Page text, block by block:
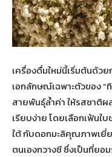
เครื่องดื่มใหม่นี้เริ่มต้นด้ว
เอกลักษณ์เฉพาะตัวของ
สายพันธุ์ล้ำค่า ให้รสชาติ
เรียบง่าย โดยเลือกเฟ้นใ
ใต้ กับดอกมะลิคุณภาพเยี่ย
ตนเองกวางซี ซึ่งเป็นที่ยอ